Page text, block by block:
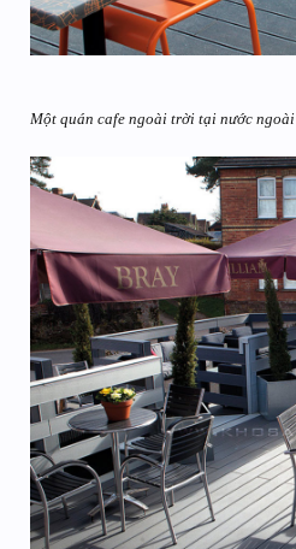
Một quán cafe ngoài trời tại nước ngoài